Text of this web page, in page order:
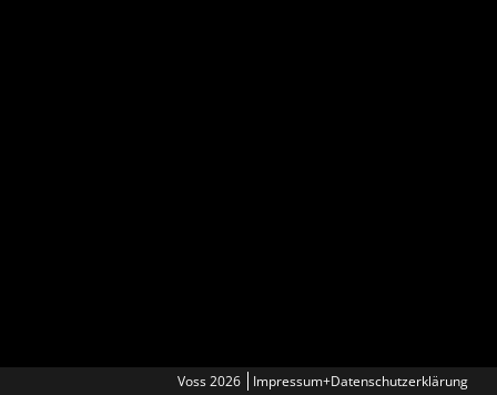
Voss 2026 Impressum+Datenschutzerklärung